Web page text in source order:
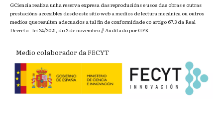
GCiencia realiza unha reserva expresa das reproducións e usos das obras e outras
prestacións accesibles desde este sitio web a medios de lectura mecánica ou outros
medios que resulten adecuados a tal fin de conformidade co artigo 67.3 da Real
Decreto - lei 24/2021, do 2 de novembro // Auditado por GFK
Medio colaborador da FECYT